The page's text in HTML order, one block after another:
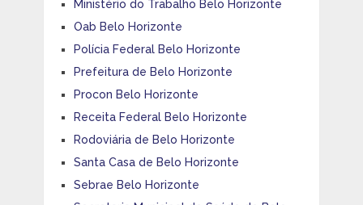
Ministério do Trabalho Belo Horizonte
Oab Belo Horizonte
Polícia Federal Belo Horizonte
Prefeitura de Belo Horizonte
Procon Belo Horizonte
Receita Federal Belo Horizonte
Rodoviária de Belo Horizonte
Santa Casa de Belo Horizonte
Sebrae Belo Horizonte